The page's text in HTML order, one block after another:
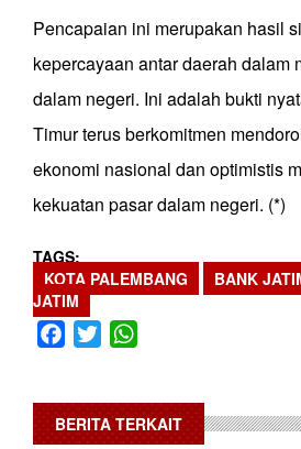
Pencapaian ini merupakan hasil
kepercayaan antar daerah dalam
dalam negeri. Ini adalah bukti
Timur terus berkomitmen
ekonomi nasional dan optimistis
kekuatan pasar dalam negeri. (*)
TAGS
KOTA PALEMBANG
BANK
JATIM
Facebook
Twitter
BERITA TERKAIT